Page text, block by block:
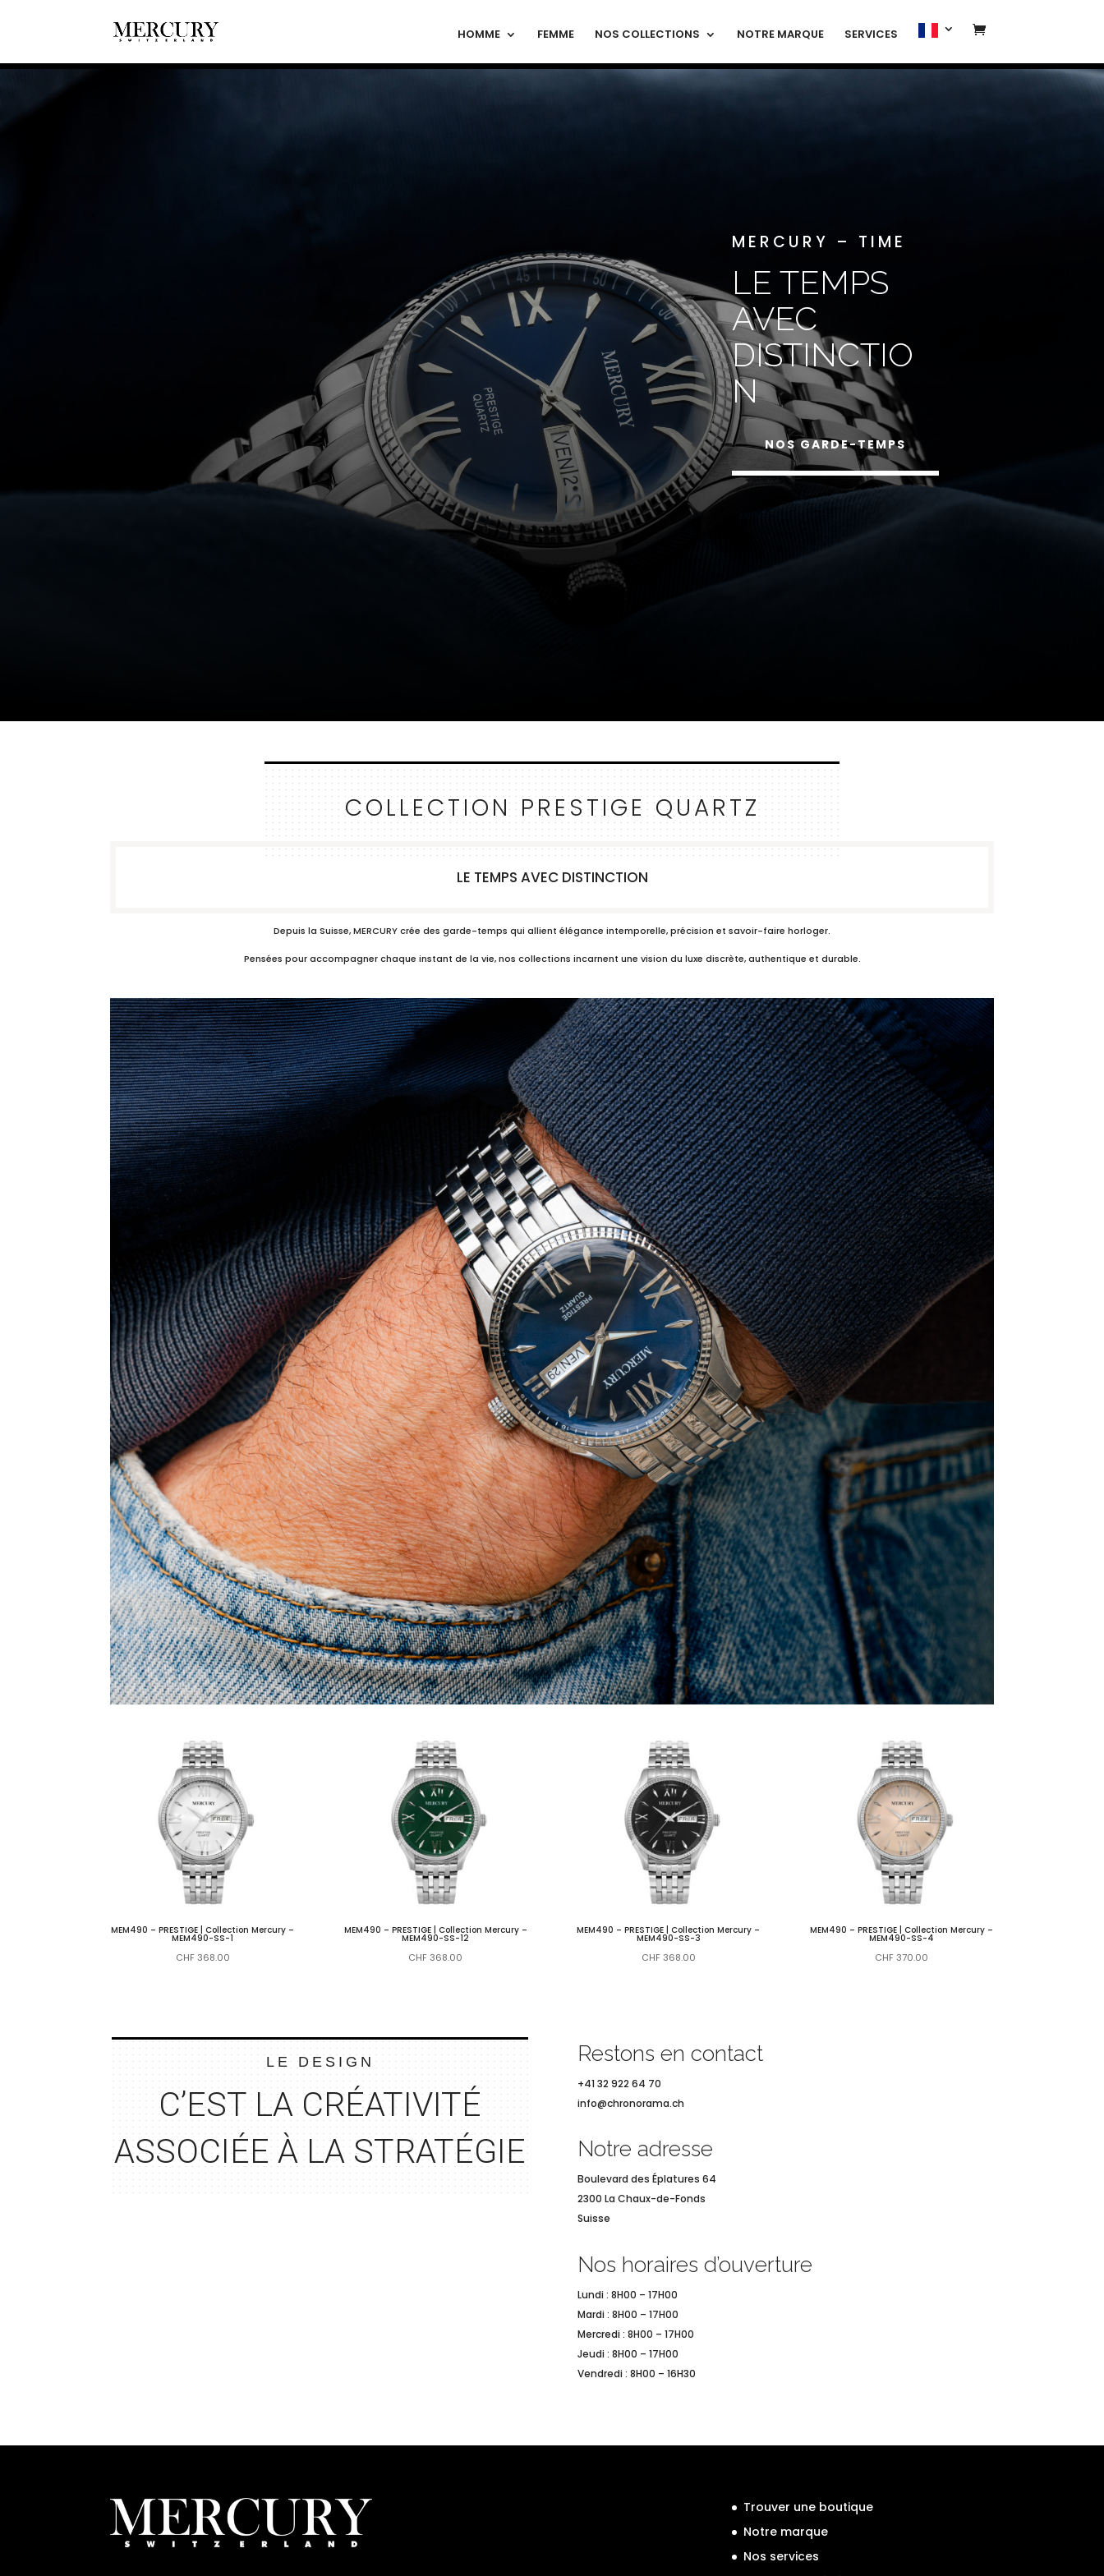
HOMME FEMME NOS COLLECTIONS NOTRE MARQUE SERVICES
MERCURY – TIME
LE TEMPS
AVEC
DISTINCTIO
N
NOS GARDE-TEMPS
COLLECTION PRESTIGE QUARTZ
LE TEMPS AVEC DISTINCTION
Depuis la Suisse, MERCURY crée des garde-temps qui allient élégance intemporelle, précision et savoir-faire horloger.
Pensées pour accompagner chaque instant de la vie, nos collections incarnent une vision du luxe discrète, authentique et durable.
MEM490 – PRESTIGE | Collection Mercury –
MEM490-SS-1
CHF368.00
MEM490 – PRESTIGE | Collection Mercury –
MEM490-SS-12
CHF368.00
MEM490 – PRESTIGE | Collection Mercury –
MEM490-SS-3
CHF368.00
MEM490 – PRESTIGE | Collection Mercury –
MEM490-SS-4
CHF370.00
LE DESIGN
C’EST LA CRÉATIVITÉ
ASSOCIÉE À LA STRATÉGIE
Restons en contact
+41 32 922 64 70
info@chronorama.ch
Notre adresse
Boulevard des Éplatures 64
2300 La Chaux-de-Fonds
Suisse
Nos horaires d’ouverture
Lundi : 8H00 – 17H00
Mardi : 8H00 – 17H00
Mercredi : 8H00 – 17H00
Jeudi : 8H00 – 17H00
Vendredi : 8H00 – 16H30
Trouver une boutique
Notre marque
Nos services